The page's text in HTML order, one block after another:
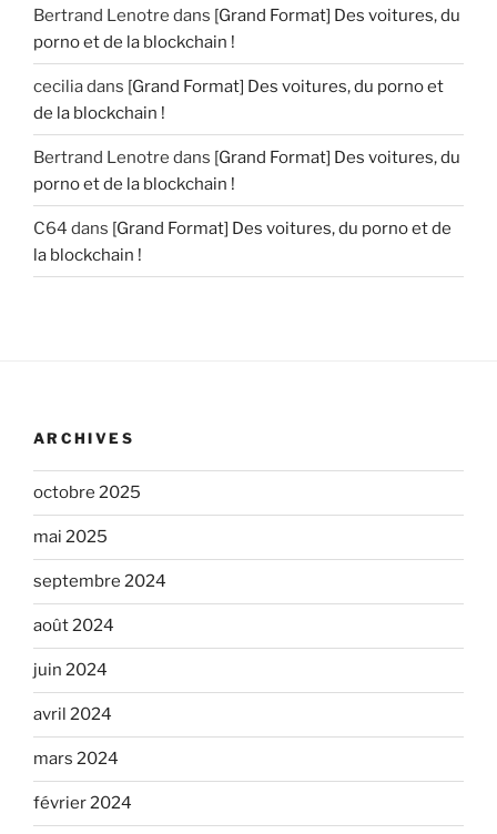
Bertrand Lenotre dans [Grand Format] Des voitures, du
porno et de la blockchain !
ceciliadans [Grand Format] Des voitures, du porno et
de la blockchain !
Bertrand Lenotre dans [Grand Format] Des voitures, du
porno et de la blockchain !
C64 dans [Grand Format] Des voitures, du porno et de
la blockchain !
ARCHIVES
octobre 2025
mai 2025
septembre 2024
août 2024
juin 2024
avril 2024
mars 2024
février 2024